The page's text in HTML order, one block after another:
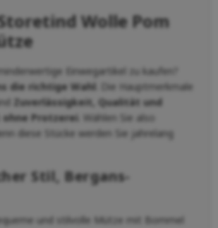
Wolle Pom
Einwegartikel zu kaufen?
die richtige Wahl . Die Hauptmerkmale
Zuverlässigkeit, Qualität und
Protzerei . Wählen Sie also
diese Stücke werden Sie jahrelang
Stil, Bergans-
und stilvolle Mütze mit Bommel